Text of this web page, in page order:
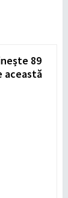
89
această